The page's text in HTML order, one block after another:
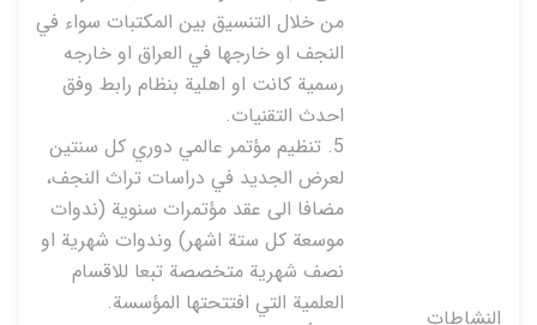
النشاطات
من خلال التنسيق بين المكتبات سواء في
النجف او خارجها في العراق او خارجه
رسمية كانت او اهلية بنظام رابط وفق
احدث التقنيات.
5. تنظيم مؤتمر عالمي دوري كل سنتين
لعرض الجديد في دراسات تراث النجف،
مضافا الى عقد مؤتمرات سنوية (ندوات
موسعة كل ستة اشهر) وندوات شهرية او
نصف شهرية متخصصة تبعا للاقسام
العلمية التي افتتحتها المؤسسة.